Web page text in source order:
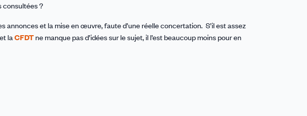
consultées ?
annonces et la mise en œuvre, faute d’une réelle concertation. S’il est assez
laCFDT ne manque pas d’idées sur le sujet, il l’est beaucoup moins pour en